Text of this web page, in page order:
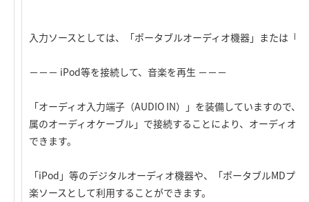
入力ソースとしては、「ポータブルオーディオ機器」または「
－－－ iPod等を接続して、音楽を再生 －－－
「オーディオ入力端子（AUDIO IN）」を装備していますので
属のオーディオケーブル」で接続することにより、オーディオ
できます。
「iPod」等のデジタルオーディオ機器や、「ポータブルMDプ
楽ソースとして利用することができます。